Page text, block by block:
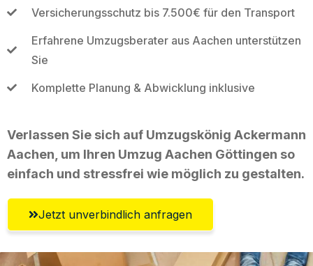
Versicherungsschutz bis 7.500€ für den Transport
Erfahrene Umzugsberater aus Aachen unterstützen
Sie
Komplette Planung & Abwicklung inklusive
Verlassen Sie sich auf Umzugskönig Ackermann
Aachen, um Ihren Umzug Aachen Göttingen so
einfach und stressfrei wie möglich zu gestalten.
Jetzt unverbindlich anfragen